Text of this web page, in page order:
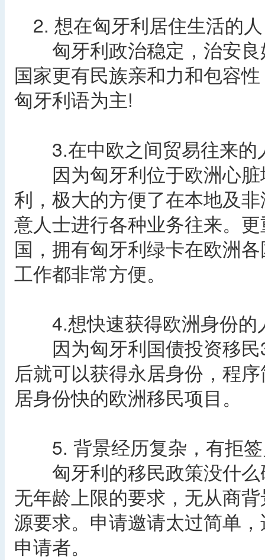
2. 想在匈牙利居住生活的人
匈牙利政治稳定，治安良
国家更有民族亲和力和包容
匈牙利语为主!
3.在中欧之间贸易往来的
因为匈牙利位于欧洲心脏
利，极大的方便了在本地及
意人士进行各种业务往来。
国，拥有匈牙利绿卡在欧洲
工作都非常方便。
4.想快速获得欧洲身份的
因为匈牙利国债投资移民
后就可以获得永居身份，程
居身份快的欧洲移民项目。
5. 背景经历复杂，有拒签
匈牙利的移民政策没什么
无年龄上限的要求，无从商
源要求。申请邀请太过简单
申请者。